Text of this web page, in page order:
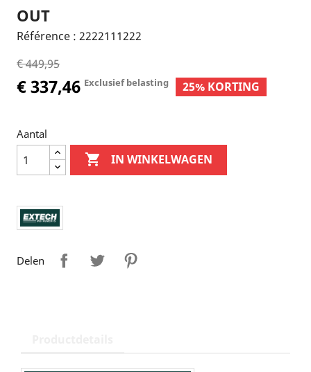
OUT
Référence : 2222111222
€ 449,95
€ 337,46 Exclusief belasting 25% KORTING
Aantal
 IN WINKELWAGEN
Delen